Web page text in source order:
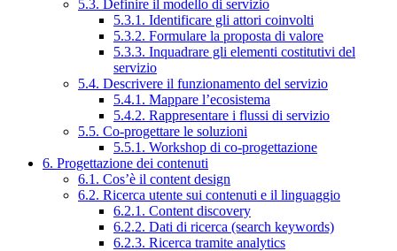
5.3. Definire il modello di servizio
5.3.1. Identificare gli attori coinvolti
5.3.2. Formulare la proposta di valore
5.3.3. Inquadrare gli elementi costitutivi del
servizio
5.4. Descrivere il funzionamento del servizio
5.4.1. Mappare l’ecosistema
5.4.2. Rappresentare i flussi di servizio
5.5. Co-progettare le soluzioni
5.5.1. Workshop di co-progettazione
6. Progettazione dei contenuti
6.1. Cos’è il content design
6.2. Ricerca utente sui contenuti e il linguaggio
6.2.1. Content discovery
6.2.2. Dati di ricerca (search keywords)
6.2.3. Ricerca tramite analytics